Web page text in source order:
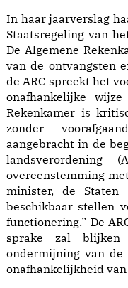
In haar jaarverslag
Staatsregeling van
De Algemene
van de ontvangsten
de ARC spreekt het
onafhankelijke
Rekenkamer is
zonder
aangebracht in de
landsverordening
overeenstemming
minister, de Staten
beschikbaar stellen
functionering.” De
sprake zal
ondermijning van de
onafhankelijkheid van